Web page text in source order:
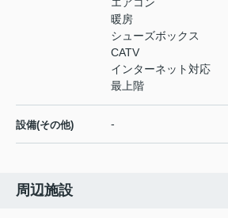
エアコン
暖房
シューズボックス
CATV
インターネット対応
最上階
設備(その他) -
周辺施設